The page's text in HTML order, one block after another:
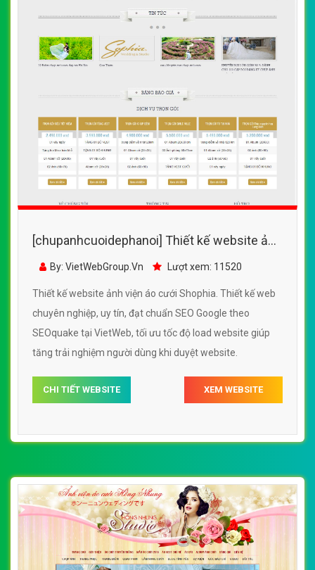
[chupanhcuoidephanoi] Thiết kế website ảnh
viện áo cưới Shophia đẹp SEO nhanh hiệu
By: VietWebGroup.Vn Lượt xem: 11520
Thiết kế website ảnh viện áo cưới Shophia. Thiết kế web
chuyên nghiệp, uy tín, đạt chuẩn SEO Google theo
SEOquake tại VietWeb, tối ưu tốc độ load website giúp
tăng trải nghiệm người dùng khi duyệt website.
CHI TIẾT WEBSITE XEM WEBSITE